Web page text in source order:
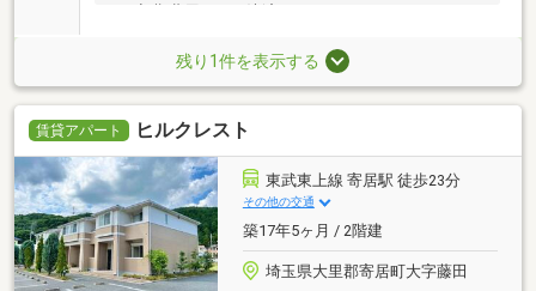
可・初期費用カード決済可
残り1件を表示する
賃貸アパート ヒルクレスト
東武東上線 寄居駅 徒歩23分
その他の交通
築17年5ヶ月 / 2階建
埼玉県大里郡寄居町大字藤田